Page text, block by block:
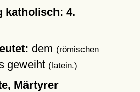
katholisch: 4.
dem (römischen
geweiht (latein.)
Märtyrer